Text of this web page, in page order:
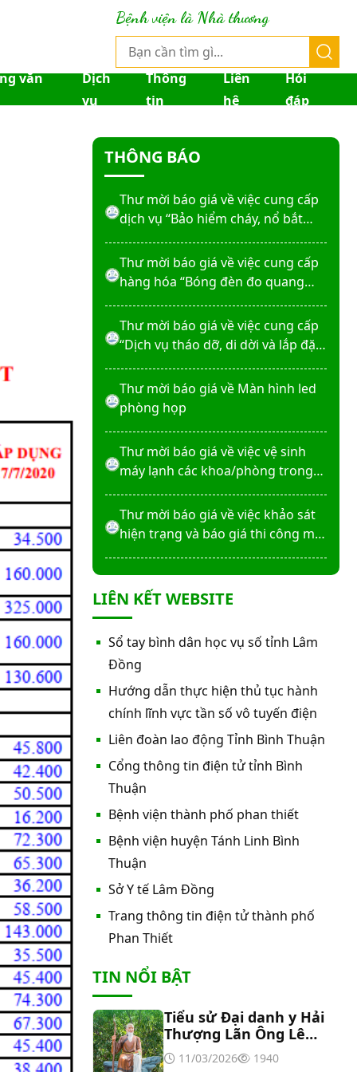
Bệnh viện là Nhà thương
văn
Dịch
vụ
Thông
tin
Liên
hệ
Hỏi
đáp
THÔNG BÁO
Thư mời báo giá về việc sửa chữa
nhà bảo vệ và cổng số 2
Thư mời báo giá sửa chữa máy
nước nóng tấm phẵng
Thư mời báo giá về việc In bìa hồ
sơ bệnh án, Sổ y bạ năm 2026
Thư mời báo giá về việc cung cấp
dịch vụ “Bảo hiểm cháy, nổ bắt
Thư mời báo giá về việc cung cấp
hàng hóa “Bóng đèn đo quang
Erba XL-200 (LAMP-ASSY)
Thư mời báo giá về việc cung cấp
“Dịch vụ tháo dỡ, di dời và lắp đặt
thuật số”
Thư mời báo giá về Màn hình led
phòng họp
Thư mời báo giá về việc vệ sinh
máy lạnh các khoa/phòng trong
Thư mời báo giá về việc khảo sát
hiện trạng và báo giá thi công mái
thiện của Bệnh viện
Thư mời báo giá về việc mời báo
giá thiết bị
Thư mời báo giá về việc sửa chữa
nhà bảo vệ và cổng số 2
Thư mời báo giá sửa chữa máy
nước nóng tấm phẵng
Thư mời báo giá về việc In bìa hồ
sơ bệnh án, Sổ y bạ năm 2026
dịch vụ “Bảo hiểm cháy, nổ bắt
buộc năm 2026"
Thư mời báo giá về việc cung cấp
hàng hóa “Bóng đèn đo quang
phổ máy xét nghiệm sinh hóa
“Dịch vụ tháo dỡ, di dời và lắp đặt
máy X-Quang thường quy và kỹ
thuật số”
Thư mời báo giá về Màn hình led
phòng họp
LIÊN KẾT WEBSITE
Sổ tay bình dân học vụ số tỉnh Lâm
Đồng
Hướng dẫn thực hiện thủ tục hành
chính lĩnh vực tần số vô tuyến điện
Liên đoàn lao động Tỉnh Bình Thuận
Cổng thông tin điện tử tỉnh Bình
Thuận
Bệnh viện thành phố phan thiết
Bệnh viện huyện Tánh Linh Bình
Thuận
Sở Y tế Lâm Đồng
Trang thông tin điện tử thành phố
Phan Thiết
TIN NỔI BẬT
Tiểu sử Đại danh y Hải
Thượng Lãn Ông Lê
Hữu Trác
11/03/2026 1940